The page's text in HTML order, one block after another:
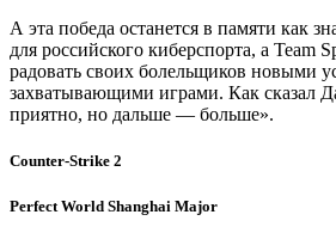
А эта победа останется в памяти как
для российского киберспорта, а Team
радовать своих болельщиков новыми
захватывающими играми. Как сказал
приятно, но дальше — больше».
Counter-Strike 2
Perfect World Shanghai Major